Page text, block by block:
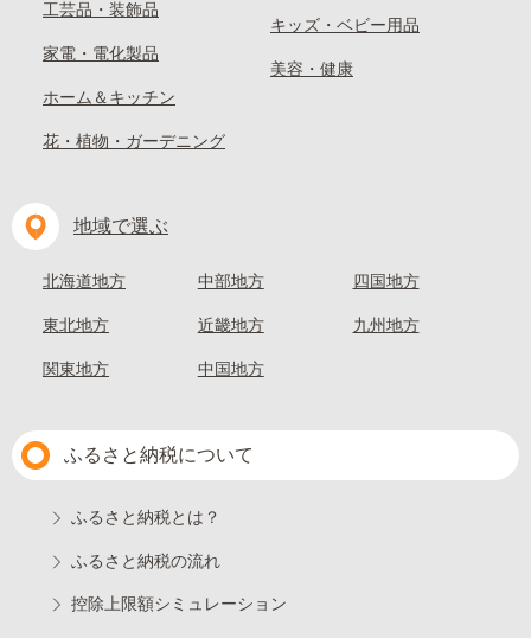
工芸品・装飾品
家電・電化製品
ホーム＆キッチン
花・植物・ガーデニング
キッズ・ベビー用品
美容・健康
地域で選ぶ
北海道地方
東北地方
関東地方
中部地方
近畿地方
中国地方
四国地方
九州地方
ふるさと納税について
ふるさと納税とは？
ふるさと納税の流れ
控除上限額シミュレーション